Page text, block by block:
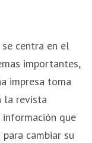
centra en el
importantes,
impresa toma
la revista
que
cambiar su